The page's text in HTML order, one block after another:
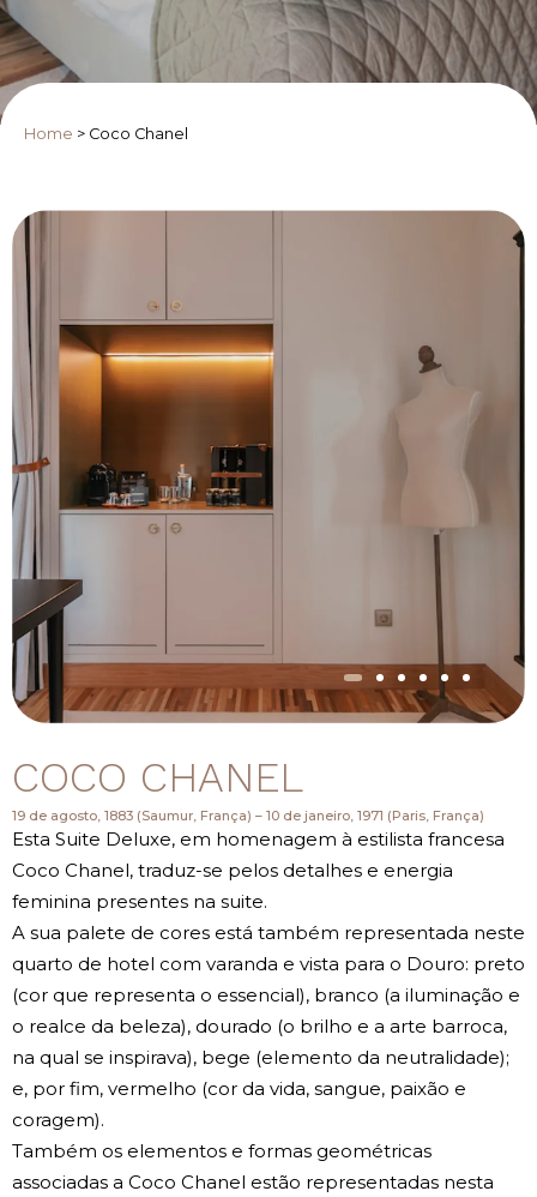
Home > Coco Chanel
COCO CHANEL
19 de agosto, 1883 (Saumur, França) – 10 de janeiro, 1971 (Paris, França)
Esta Suite Deluxe, em homenagem à estilista francesa
Coco Chanel, traduz-se pelos detalhes e energia
feminina presentes na suite.
A sua palete de cores está também representada neste
quarto de hotel com varanda e vista para o Douro: preto
(cor que representa o essencial), branco (a iluminação e
o realce da beleza), dourado (o brilho e a arte barroca,
na qual se inspirava), bege (elemento da neutralidade);
e, por fim, vermelho (cor da vida, sangue, paixão e
coragem).
Também os elementos e formas geométricas
associadas a Coco Chanel estão representadas nesta